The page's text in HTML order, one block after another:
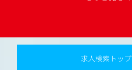
求人検索トップ